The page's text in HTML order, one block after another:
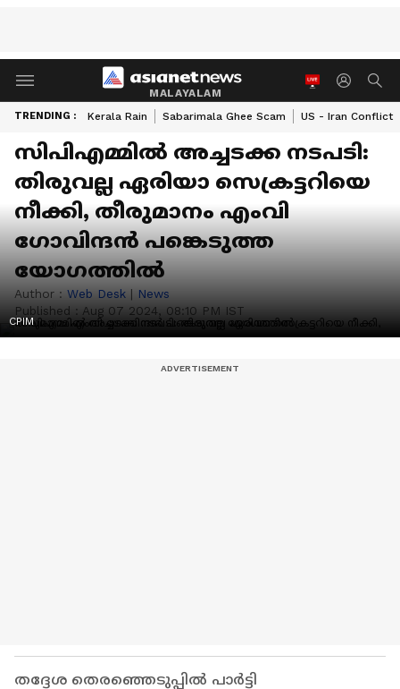
MALAYALAM
TRENDING : Kerala Rain Sabarimala Ghee Scam US - Iran Conflict
സിപിഎമ്മിൽ അച്ചടക്ക നടപടി:
തിരുവല്ല ഏരിയാ സെക്രട്ടറിയെ
നീക്കി, തീരുമാനം എംവി
ഗോവിന്ദൻ പങ്കെടുത്ത
യോഗത്തിൽ
Author : Web Desk | News
Published : Aug 07 2024, 08:10 PM IST
CPIM
തദ്ദേശ തെരഞ്ഞെടുപ്പിൽ പാർട്ടി